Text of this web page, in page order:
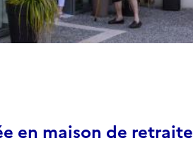
en maison de retraite